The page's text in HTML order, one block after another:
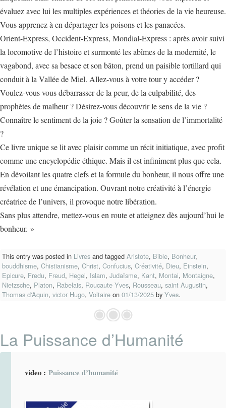
évaluez avec lui les multiples expériences et théories de la vie heureuse.
Vous apprenez à en départager les poisons et les panacées.
Orient-Express, Occident-Express, Mondial-Express : après avoir suivi
la locomotive de l’histoire et surmonté les abîmes de la modernité, le
vagabond, avec sa besace et son bâton, prend un paisible tortillard qui
conduit à la Vallée de Miel. Allez-vous à votre tour y accéder ?
Voulez-vous vous débarrasser de la peur, de la culpabilité, des
prophètes de malheur ? Désirez-vous découvrir le sens de la vie ?
Connaître le sentiment de la joie ? Goûter la sensation de l’immortalité
?
Ce livre unique se lit avec plaisir comme un récit initiatique, avec profit
comme une encyclopédie éthique. Mais il est infiniment plus que cela.
En dévoilant les quatre clefs et la formule du bonheur, il nous offre une
révélation et une émancipation. Ouvrant notre créativité à l’énergie
créatrice de l’univers, il provoque notre libération.
Sans plus attendre, mettez-vous en route et atteignez dès aujourd’hui le
bonheur. »
This entry was posted in Livres and tagged Aristote, Bible, Bonheur,
bouddhisme, Chistianisme, Christ, Confucius, Créativité, Dieu, Einstein,
Epicure, Fredu, Freud, Hegel, Islam, Judaïsme, Kant, Montai, Montaigne,
Nietzsche, Platon, Rabelais, Roucaute Yves, Rousseau, saint Augustin,
Thomas d'Aquin, victor Hugo, Voltaire on 01/13/2025 by Yves.
La Puissance d’Humanité
video :Puissance d’humanité